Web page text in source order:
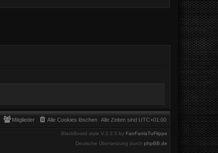
Alle Zeiten sind UTC+01:00
Alle Cookies löschen
Mitglieder
BlackBoard style V.3.3.5 by FanFanlaTuFlippe
Deutsche Übersetzung durch phpBB.de